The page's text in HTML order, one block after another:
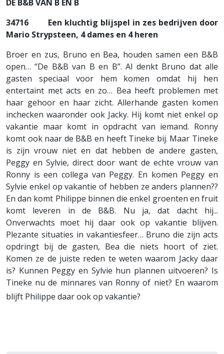
DE B&B VAN B EN B
34716
Een kluchtig blijspel in zes bedrijven door
Mario Strypsteen, 4 dames en 4 heren
Broer en zus, Bruno en Bea, houden samen een B&B
open… “De B&B van B en B”. Al denkt Bruno dat alle
gasten speciaal voor hem komen omdat hij hen
entertaint met acts en zo… Bea heeft problemen met
haar gehoor en haar zicht. Allerhande gasten komen
inchecken waaronder ook Jacky. Hij komt niet enkel op
vakantie maar komt in opdracht van iemand. Ronny
komt ook naar de B&B en heeft Tineke bij. Maar Tineke
is zijn vrouw niet en dat hebben de andere gasten,
Peggy en Sylvie, direct door want de echte vrouw van
Ronny is een collega van Peggy. En komen Peggy en
Sylvie enkel op vakantie of hebben ze anders plannen??
En dan komt Philippe binnen die enkel groenten en fruit
komt leveren in de B&B. Nu ja, dat dacht hij...
Onverwachts moet hij daar ook op vakantie blijven.
Plezante situaties in vakantiesfeer… Bruno die zijn acts
opdringt bij de gasten, Bea die niets hoort of ziet.
Komen ze de juiste reden te weten waarom Jacky daar
is? Kunnen Peggy en Sylvie hun plannen uitvoeren? Is
Tineke nu de minnares van Ronny of niet? En waarom
blijft Philippe daar ook op vakantie?